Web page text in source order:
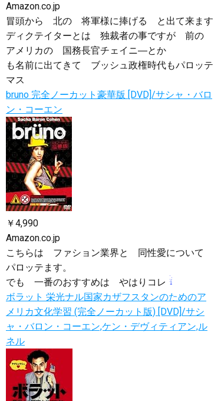
Amazon.co.jp
冒頭から 北の 将軍様に捧げる と出て来ます
ディクテイターとは 独裁者の事ですが 前の
アメリカの 国務長官チェイニ―とか
も名前に出てきて ブッシュ政権時代もパロッテ
マス
bruno 完全ノーカット豪華版 [DVD]/サシャ・バロ
ン・コーエン
￥4,990
Amazon.co.jp
こちらは ファション業界と 同性愛について
パロッテます。
でも 一番のおすすめは やはりコレ
ボラット 栄光ナル国家カザフスタンのためのア
メリカ文化学習 (完全ノーカット版) [DVD]/サシ
ャ・バロン・コーエン,ケン・デヴィティアン,ル
ネル